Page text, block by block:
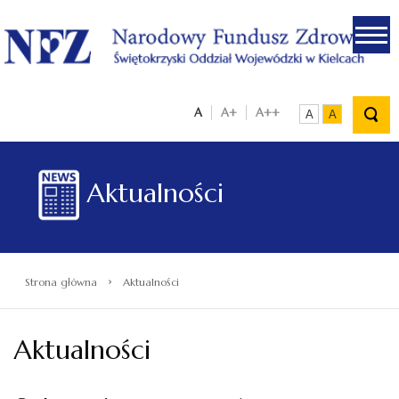
.
A A+ A++ A A
Aktualności
Strona główna › Aktualności
Aktualności